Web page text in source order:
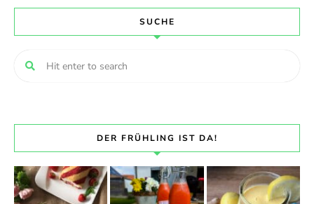
SUCHE
DER FRÜHLING IST DA!